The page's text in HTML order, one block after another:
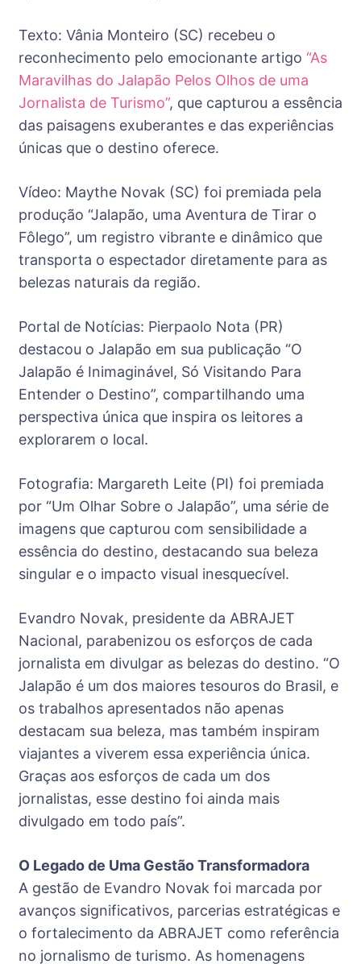
Texto: Vânia Monteiro (SC) recebeu o
reconhecimento pelo emocionante artigo “As
Maravilhas do Jalapão Pelos Olhos de uma
Jornalista de Turismo”, que capturou a essência
das paisagens exuberantes e das experiências
únicas que o destino oferece.
Vídeo: Maythe Novak (SC) foi premiada pela
produção “Jalapão, uma Aventura de Tirar o
Fôlego”, um registro vibrante e dinâmico que
transporta o espectador diretamente para as
belezas naturais da região.
Portal de Notícias: Pierpaolo Nota (PR)
destacou o Jalapão em sua publicação “O
Jalapão é Inimaginável, Só Visitando Para
Entender o Destino”, compartilhando uma
perspectiva única que inspira os leitores a
explorarem o local.
Fotografia: Margareth Leite (PI) foi premiada
por “Um Olhar Sobre o Jalapão”, uma série de
imagens que capturou com sensibilidade a
essência do destino, destacando sua beleza
singular e o impacto visual inesquecível.
Evandro Novak, presidente da ABRAJET
Nacional, parabenizou os esforços de cada
jornalista em divulgar as belezas do destino. “O
Jalapão é um dos maiores tesouros do Brasil, e
os trabalhos apresentados não apenas
destacam sua beleza, mas também inspiram
viajantes a viverem essa experiência única.
Graças aos esforços de cada um dos
jornalistas, esse destino foi ainda mais
divulgado em todo país”.
O Legado de Uma Gestão Transformadora
A gestão de Evandro Novak foi marcada por
avanços significativos, parcerias estratégicas e
o fortalecimento da ABRAJET como referência
no jornalismo de turismo. As homenagens